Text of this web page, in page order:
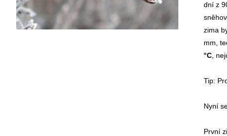
dní z
zima
mm,
°C ,
Tip:
Nyní
První